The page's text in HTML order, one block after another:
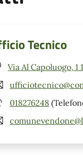
Tecnico
Via Al Capoluogo, 1
018276248